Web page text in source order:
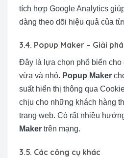
tích hợp Google Analytics
dàng theo dõi hiệu quả của
3.4. Popup Maker – Giải
Đây là lựa chọn phổ biến cho
vừa và nhỏ. Popup Maker
suất hiển thị thông qua
chịu cho những khách hàng
trang web. Có rất nhiều
Maker trên mạng.
3.5. Các công cụ khác